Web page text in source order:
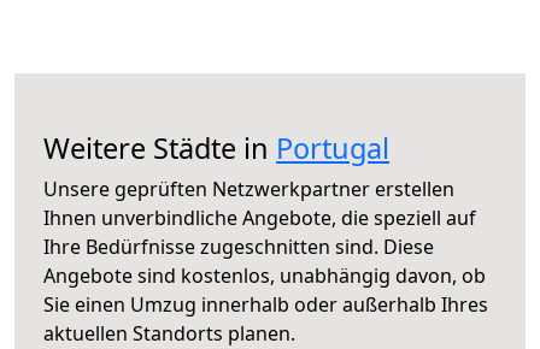
Weitere Städte in Portugal
Unsere geprüften Netzwerkpartner erstellen
Ihnen unverbindliche Angebote, die speziell auf
Ihre Bedürfnisse zugeschnitten sind. Diese
Angebote sind kostenlos, unabhängig davon, ob
Sie einen Umzug innerhalb oder außerhalb Ihres
aktuellen Standorts planen.